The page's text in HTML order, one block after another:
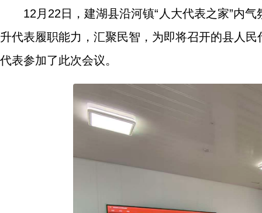
12月22日，建湖县沿河镇“人大代表之家”内
升代表履职能力，汇聚民智，为即将召开的县人
代表参加了此次会议。